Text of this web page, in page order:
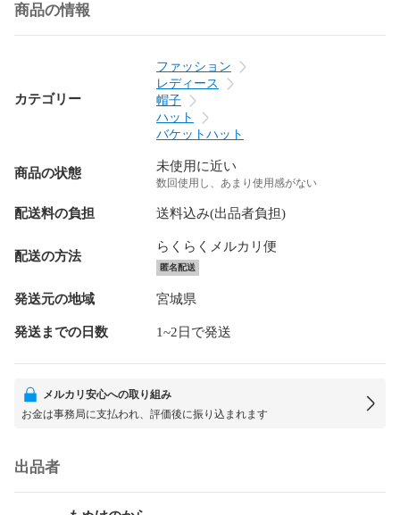
商品の情報
カテゴリー
ファッション
レディース
帽子
ハット
バケットハット
商品の状態 未使用に近い
数回使用し、あまり使用感がない
配送料の負担 送料込み(出品者負担)
配送の方法
らくらくメルカリ便
匿名配送
発送元の地域 宮城県
発送までの日数 1~2日で発送
メルカリ安心への取り組み
お金は事務局に支払われ、評価後に振り込まれます
出品者